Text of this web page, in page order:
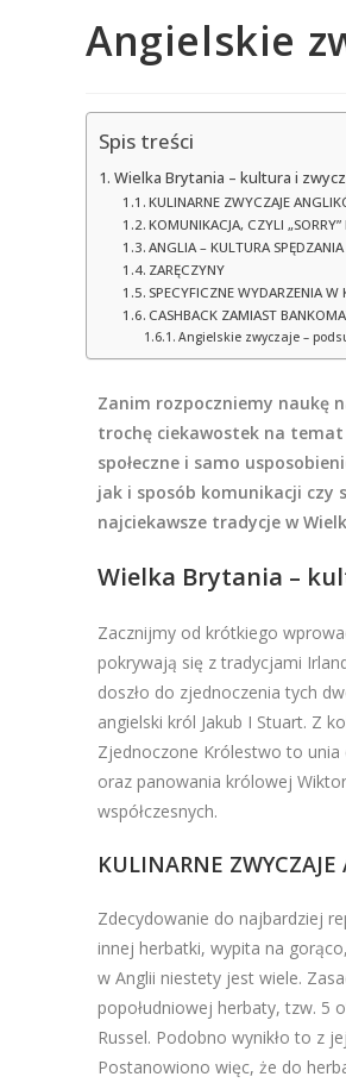
Angielskie
Spis treści
Wielka Brytania – kultura i
KULINARNE ZWYCZAJE
KOMUNIKACJA, CZYLI „SORRY”
ANGLIA – KULTURA
ZARĘCZYNY
SPECYFICZNE WYDARZENIA W
CASHBACK ZAMIAST
Angielskie zwyczaje –
Zanim rozpoczniemy naukę
trochę ciekawostek na
społeczne i samo
jak i sposób komunikacji czy
najciekawsze tradycje w
Wielka Brytania –
Zacznijmy od krótkiego
pokrywają się z tradycjami
doszło do zjednoczenia tych
angielski król Jakub I Stuart. Z
Zjednoczone Królestwo to unia
oraz panowania królowej
współczesnych.
KULINARNE
Zdecydowanie do najbardziej
innej herbatki, wypita na
w Anglii niestety jest wiele.
popołudniowej herbaty, tzw. 5
Russel. Podobno wynikło to z
Postanowiono więc, że do